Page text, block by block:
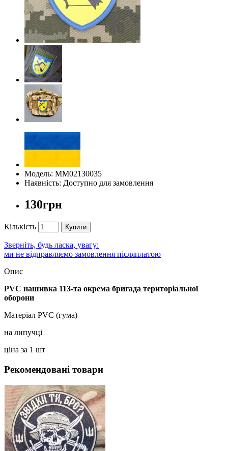
Модель: ММ02130035
Наявність: Доступно для замовлення
130грн
Кількість Купити
Зверніть, будь ласка, увагу:
ми не відправляємо замовлення післяплатою
Опис
PVC нашивка 113-та окрема бригада територіальної
оборони
Матеріал PVC (гума)
на липучці
ціна за 1 шт
Рекомендовані товари